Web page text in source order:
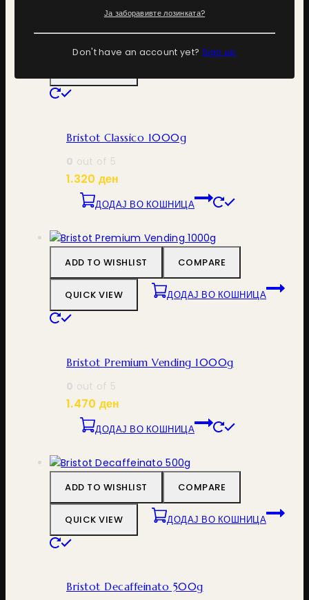
ADD TO WISHLIST COMPARE
Bristot Classico 1000g
0 out of 5
1.320 ден
ДОДАЈ ВО КОШНИЦА
ADD TO WISHLIST COMPARE
QUICK VIEW ДОДАЈ ВО КОШНИЦА
Bristot Premium Vending 1000g
0 out of 5
1.470 ден
ДОДАЈ ВО КОШНИЦА
ADD TO WISHLIST COMPARE
QUICK VIEW ДОДАЈ ВО КОШНИЦА
Bristot Decaffeinato 500g
Ја заборавивте лозинката?
Don't have an account yet? Sign up